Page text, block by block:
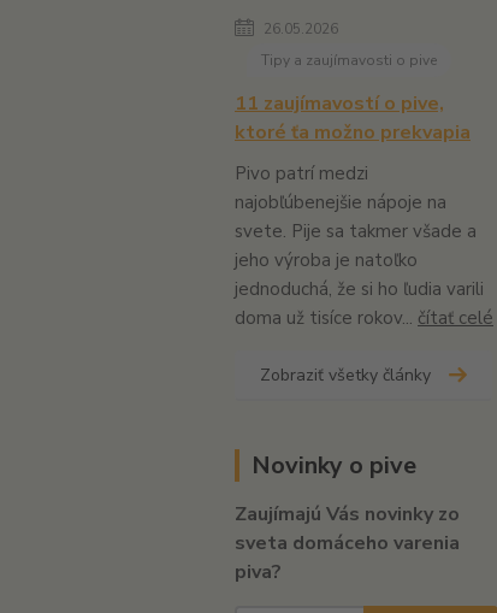
26.05.2026
Tipy a zaujímavosti o pive
11 zaujímavostí o pive,
ktoré ťa možno prekvapia
Pivo patrí medzi
najobľúbenejšie nápoje na
svete. Pije sa takmer všade a
jeho výroba je natoľko
jednoduchá, že si ho ľudia varili
doma už tisíce rokov... čítať celé
Zobraziť všetky články
Novinky o pive
Zaujímajú Vás novinky zo
sveta domáceho varenia
piva?